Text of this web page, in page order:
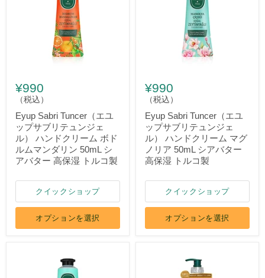
¥990
（税込）
Eyup Sabri Tuncer（エユ
ップサブリテュンジェ
ル） ハンドクリーム ボド
ルムマンダリン 50mL シ
アバター 高保湿 トルコ製
クイックショップ
オプションを選択
¥990
（税込）
Eyup Sabri Tuncer（エユ
ップサブリテュンジェ
ル） ハンドクリーム マグ
ノリア 50mL シアバター
高保湿 トルコ製
クイックショップ
オプションを選択